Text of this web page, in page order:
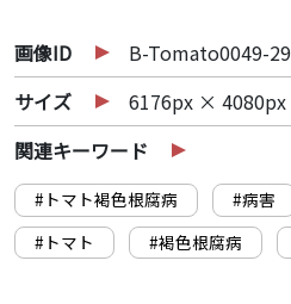
画像ID
B-Tomato0049-
サイズ
6176px × 4080px
関連キーワード
#トマト褐色根腐病 #病害
#トマト
#褐色根腐病